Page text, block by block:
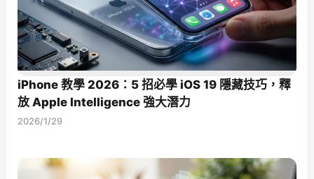
iPhone 教學 2026：5 招必學 iOS 19 隱藏技巧，釋
放 Apple Intelligence 強大潛力
2026/1/29